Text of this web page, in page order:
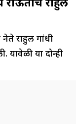
राहुल गांधी
यावेळी या दोन्ही